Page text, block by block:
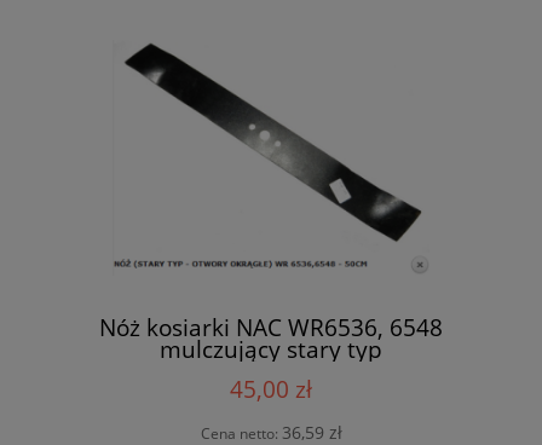
Nóż kosiarki NAC WR6536, 6548
mulczujący stary typ
45,00 zł
Cena netto: 36,59 zł